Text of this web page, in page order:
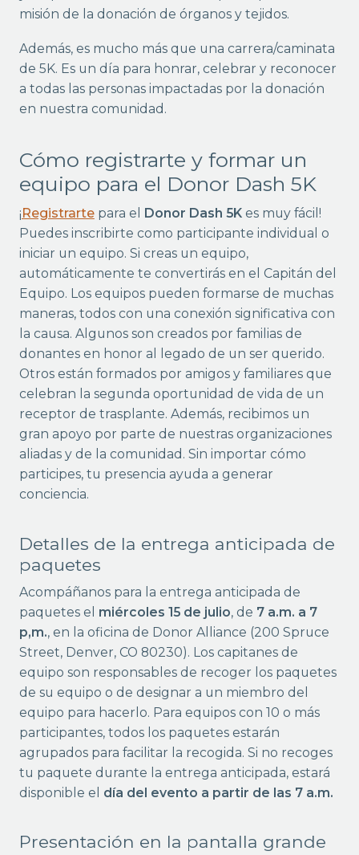
misión de la donación de órganos y tejidos.
Además, es mucho más que una carrera/caminata
de 5K. Es un día para honrar, celebrar y reconocer
a todas las personas impactadas por la donación
en nuestra comunidad.
Cómo registrarte y formar un
equipo para el Donor Dash 5K
¡Registrartepara el Donor Dash 5Kes muy fácil!
Puedes inscribirte como participante individual o
iniciar un equipo. Si creas un equipo,
automáticamente te convertirás en el Capitán del
Equipo. Los equipos pueden formarse de muchas
maneras, todos con una conexión significativa con
la causa. Algunos son creados por familias de
donantes en honor al legado de un ser querido.
Otros están formados por amigos y familiares que
celebran la segunda oportunidad de vida de un
receptor de trasplante. Además, recibimos un
gran apoyo por parte de nuestras organizaciones
aliadas y de la comunidad. Sin importar cómo
participes, tu presencia ayuda a generar
conciencia.
Detalles de la entrega anticipada de
paquetes
Acompáñanos para la entrega anticipada de
paquetes el miércoles 15 de julio, de 7 a.m. a 7
p,m., en la oficina de Donor Alliance (200 Spruce
Street, Denver, CO 80230). Los capitanes de
equipo son responsables de recoger los paquetes
de su equipo o de designar a un miembro del
equipo para hacerlo. Para equipos con 10 o más
participantes, todos los paquetes estarán
agrupados para facilitar la recogida. Si no recoges
tu paquete durante la entrega anticipada, estará
disponible el día del evento a partir de las 7 a.m.
Presentación en la pantalla grande